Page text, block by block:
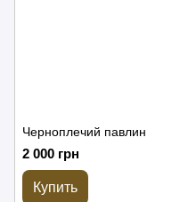
Черноплечий павлин
2 000 грн
Купить